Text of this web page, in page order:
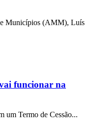
Municípios (AMM), Luís
funcionar na
um Termo de Cessão...